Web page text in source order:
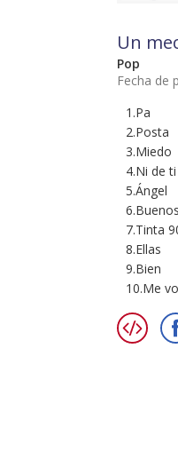
Un
Pop
Fecha de
1.Pa
2.Posta
3.Miedo
4.Ni de ti
5.Ángel
7.Tinta
8.Ellas
9.Bien
10.Me